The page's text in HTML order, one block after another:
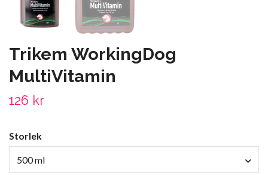
Trikem WorkingDog
MultiVitamin
126 kr
Storlek
500 ml